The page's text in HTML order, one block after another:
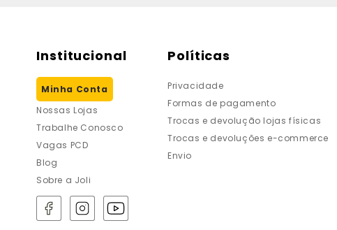
Institucional
Minha Conta
Nossas Lojas
Trabalhe Conosco
Vagas PCD
Blog
Sobre a Joli
Políticas
Privacidade
Formas de pagamento
Trocas e devolução lojas físicas
Trocas e devoluções e-commerce
Envio